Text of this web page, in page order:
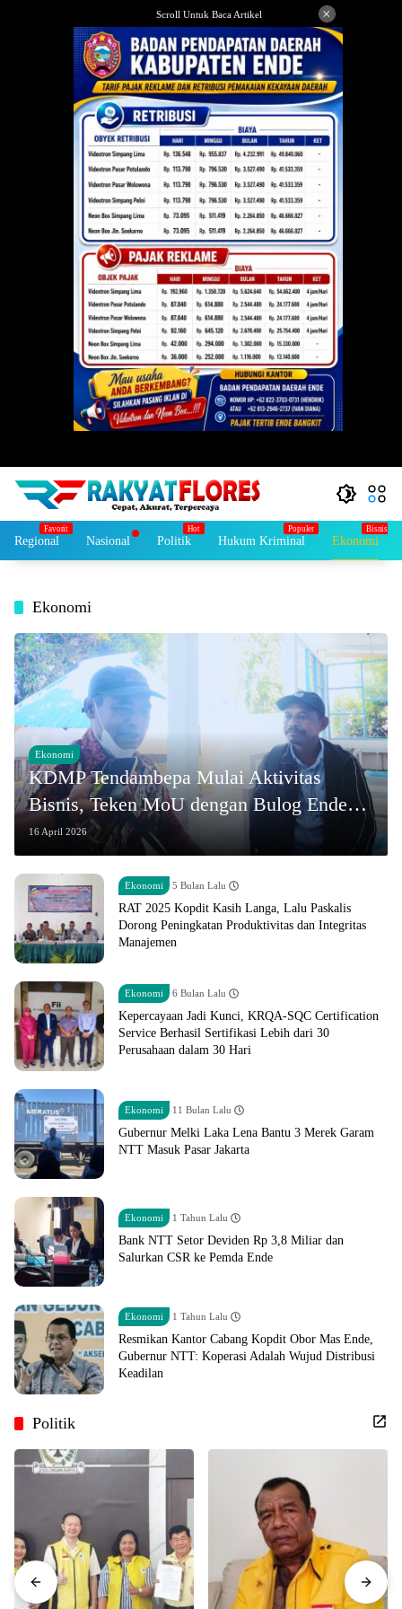
Scroll Untuk Baca Artikel ×
Regional Nasional Politik Hukum Kriminal Ekonomi
Ekonomi
Ekonomi
KDMP Tendambepa Mulai Aktivitas
Bisnis, Teken MoU dengan Bulog Ende
untuk Penyediaan Pangan
16 April 2026
Ekonomi 5 Bulan Lalu
RAT 2025 Kopdit Kasih Langa, Lalu Paskalis
Dorong Peningkatan Produktivitas dan Integritas
Manajemen
Ekonomi 6 Bulan Lalu
Kepercayaan Jadi Kunci, KRQA-SQC Certification
Service Berhasil Sertifikasi Lebih dari 30
Perusahaan dalam 30 Hari
Ekonomi 11 Bulan Lalu
Gubernur Melki Laka Lena Bantu 3 Merek Garam
NTT Masuk Pasar Jakarta
Ekonomi 1 Tahun Lalu
Bank NTT Setor Deviden Rp 3,8 Miliar dan
Salurkan CSR ke Pemda Ende
Ekonomi 1 Tahun Lalu
Resmikan Kantor Cabang Kopdit Obor Mas Ende,
Gubernur NTT: Koperasi Adalah Wujud Distribusi
Keadilan
Politik